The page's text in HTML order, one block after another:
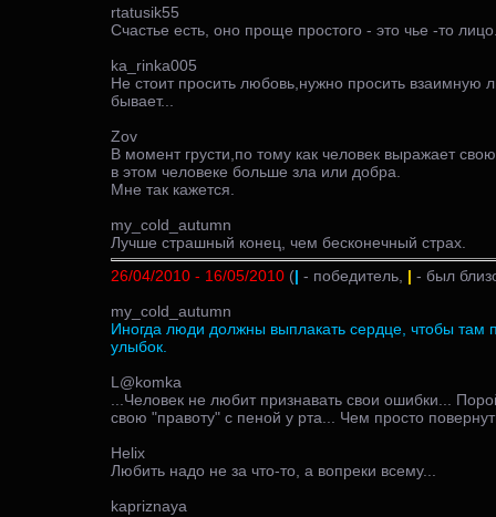
rtatusik55
Счастье есть, оно проще простого - это чье -то
ka_rinka005
Не стоит просить любовь,нужно просить взаимную
бывает...
Zov
В момент грусти,по тому как человек выражает
в этом человеке больше зла или добра.
Мне так кажется.
my_cold_autumn
Лучше страшный конец, чем бесконечный страх.
26/04/2010 - 16/05/2010 (| - победитель, | - был
my_cold_autumn
Иногда люди должны выплакать сердце, чтобы там
улыбок.
L@komka
...Человек не любит признавать свои ошибки...
свою "правоту" с пеной у рта... Чем просто
Helix
Любить надо не за что-то, а вопреки всему...
kapriznaya